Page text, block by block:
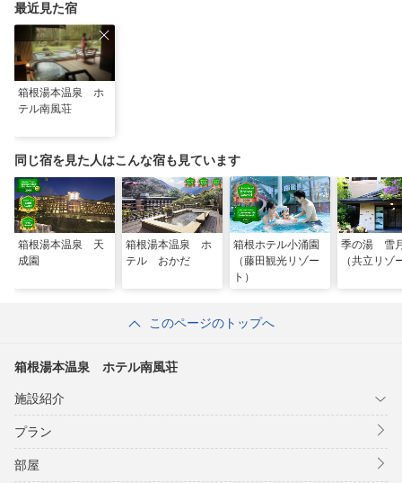
最近見た宿
箱根湯本温泉 ホ
テル南風荘
同じ宿を見た人はこんな宿も見ています
箱根湯本温泉 天
成園
箱根湯本温泉 ホ
テル おかだ
箱根ホテル小涌園
（藤田観光リゾー
ト）
季の湯 雪
（共立リゾ
このページのトップへ
箱根湯本温泉 ホテル南風荘
施設紹介
プラン
部屋